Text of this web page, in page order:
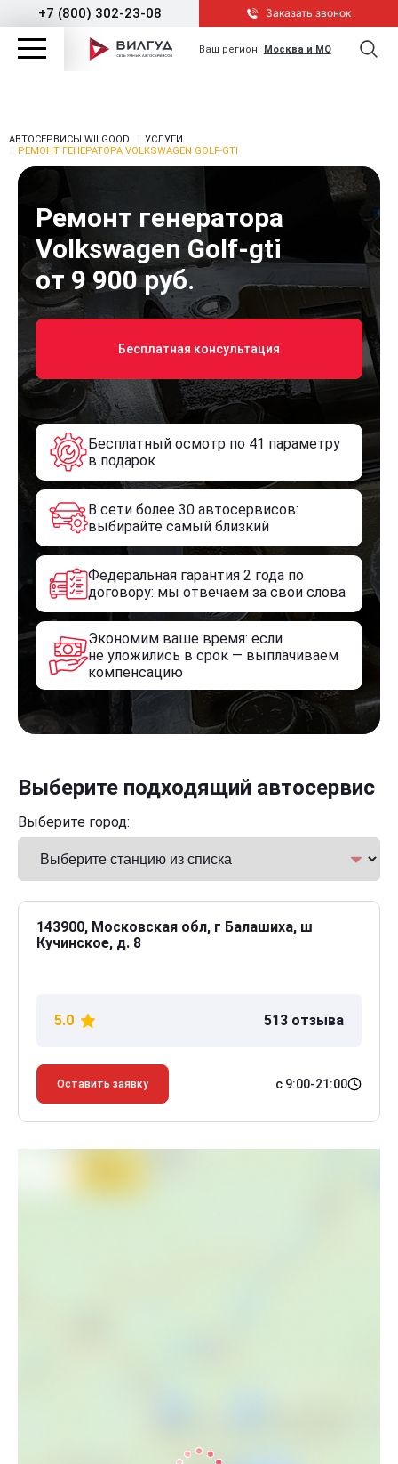
+7 (800) 302-23-08 Заказать звонок
Ваш регион: Москва и МО
АВТОСЕРВИСЫ WILGOOD
УСЛУГИ
РЕМОНТ ГЕНЕРАТОРА VOLKSWAGEN GOLF-GTI
Ремонт генератора
Volkswagen Golf-gti
от 9 900 руб.
Бесплатная консультация
Бесплатный осмотр по 41 параметру
в подарок
В сети более 30 автосервисов:
выбирайте самый близкий
Федеральная гарантия 2 года по
договору: мы отвечаем за свои слова
Экономим ваше время: если
не уложились в срок — выплачиваем
компенсацию
Выберите подходящий автосервис
Выберите город:
143900, Московская обл, г Балашиха, ш
Кучинское, д. 8
5.0 513 отзыва
Оставить заявку с 9:00-21:00